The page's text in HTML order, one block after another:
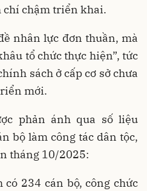
chí chậm triển khai.
nhân lực đơn thuần, mà
tổ chức thực hiện”, tức
sách ở cấp cơ sở chưa
mới.
phản ánh qua số liệu
bộ làm công tác dân tộc,
tháng 10/2025:
234 cán bộ, công chức